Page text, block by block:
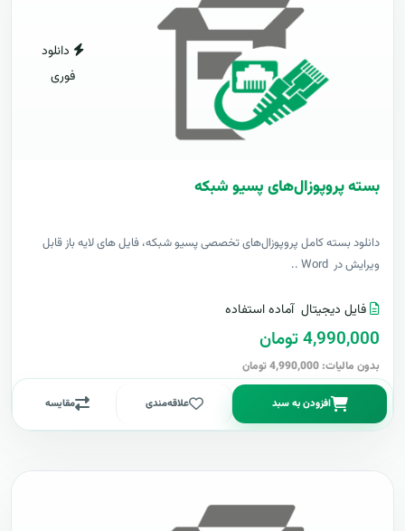
دانلود
فوری
بسته پروپوزال‌های پسیو شبکه
دانلود بسته کامل پروپوزال‌های تخصصی پسیو شبکه، فایل های لایه باز قابل
ویرایش در Word ..
فایل دیجیتال آماده استفاده
4,990,000 تومان
بدون مالیات: 4,990,000 تومان
افزودن به سبد علاقه‌مندی مقایسه